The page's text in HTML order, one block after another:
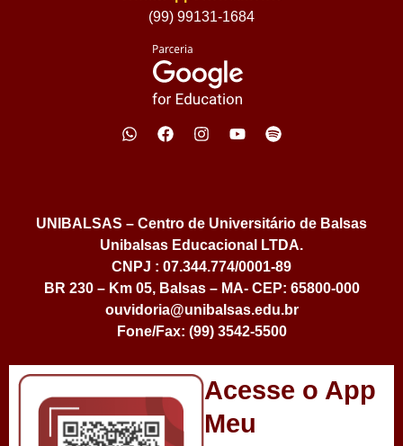
(99) 99131-1684
UNIBALSAS – Centro de Universitário de Balsas
Unibalsas Educacional LTDA.
CNPJ : 07.344.774/0001-89
BR 230 – Km 05, Balsas – MA- CEP: 65800-000
ouvidoria@unibalsas.edu.br
Fone/Fax: (99) 3542-5500
Acesse o App
Meu